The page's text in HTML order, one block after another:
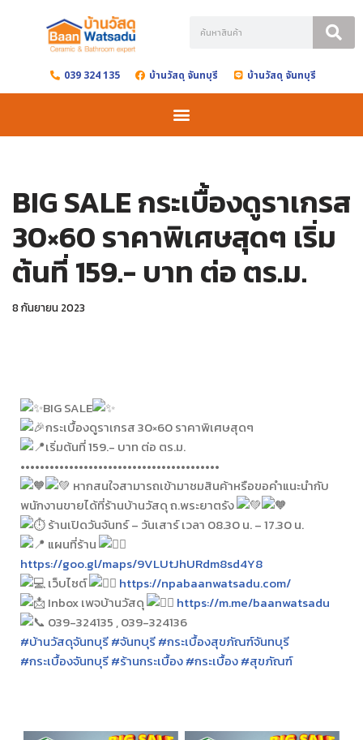
content 039 324 135 บ้านวัสดุ จันทบุรี บ้านวัสดุ จันทบุรี
BIG SALE กระเบื้องดูราเกรส
30×60 ราคาพิเศษสุดๆ เริ่ม
ต้นที่ 159.- บาท ต่อ ตร.ม.
8 กันยายน 2023
BIG SALE
กระเบื้องดูราเกรส 30×60 ราคาพิเศษสุดๆ
เริ่มต้นที่ 159.- บาท ต่อ ตร.ม.
•••••••••••••••••••••••••••••••••••••••••
หากสนใจสามารถเข้ามาชมสินค้าหรือขอคำแนะนำกับ
พนักงานขายได้ที่ร้านบ้านวัสดุ ถ.พระยาตรัง
ร้านเปิดวันจันทร์ – วันเสาร์ เวลา 08.30 น. – 17.30 น.
แผนที่ร้าน
https://goo.gl/maps/9VLUtJhURdm8sd4Y8
เว็บไซต์
https://npabaanwatsadu.com/
Inbox เพจบ้านวัสดุ
https://m.me/baanwatsadu
039-324135 , 039-324136
#บ้านวัสดุจันทบุรี#จันทบุรี#กระเบื้องสุขภัณฑ์จันทบุรี
#กระเบื้องจันทบุรี#ร้านกระเบื้อง#กระเบื้อง#สุขภัณฑ์